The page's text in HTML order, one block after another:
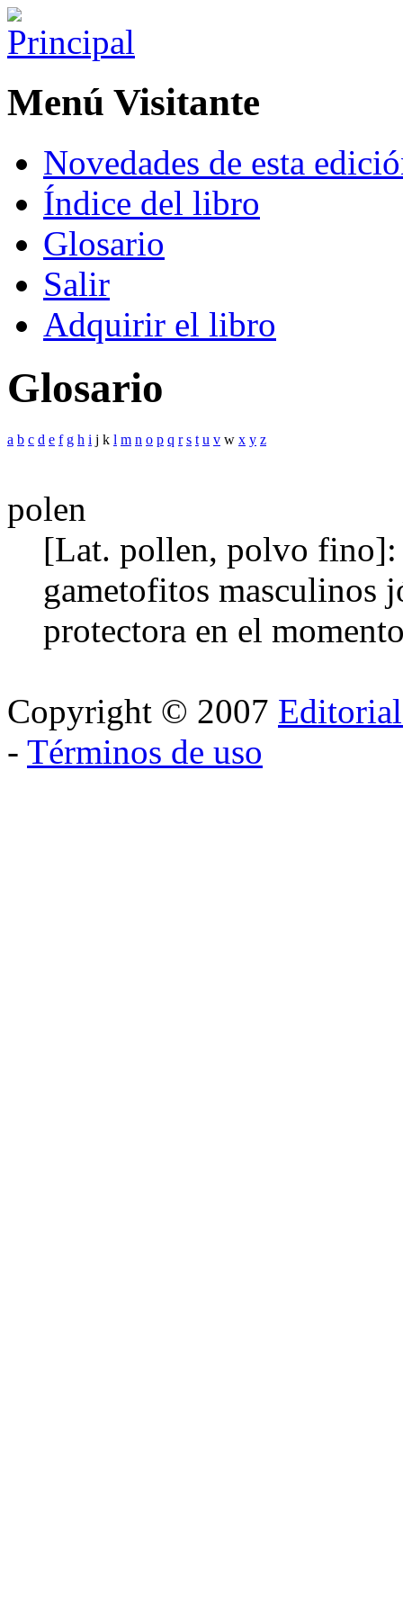
Menú Visitante
Novedades de esta
Índice del libro
Glosario
Salir
Adquirir el libro
Glosario
a b c d e f g h i j k l m n o p q r s t u v w x y z
polen
[Lat. pollen, polvo fino]:
gametofitos masculinos
protectora en el
Copyright © 2007
- Términos de uso